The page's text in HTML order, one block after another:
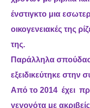
ένστιγκτο μια
οικογενειακές της
της.
Παράλληλα
εξειδικεύτηκε στην
Από το 2014 έχει
γεγονότα με